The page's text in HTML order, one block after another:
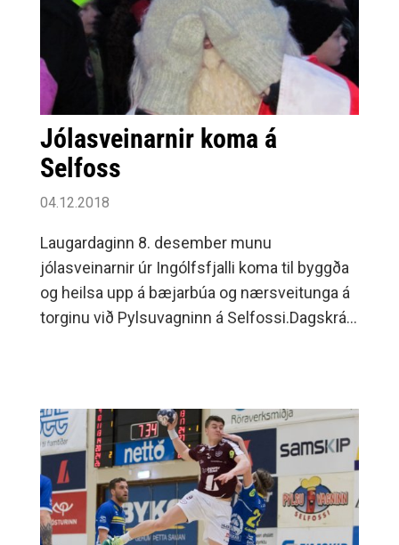
Jólasveinarnir koma á
Selfoss
04.12.2018
Laugardaginn 8. desember munu
jólasveinarnir úr Ingólfsfjalli koma til byggða
og heilsa upp á bæjarbúa og nærsveitunga á
torginu við Pylsuvagninn á Selfossi.Dagskráin